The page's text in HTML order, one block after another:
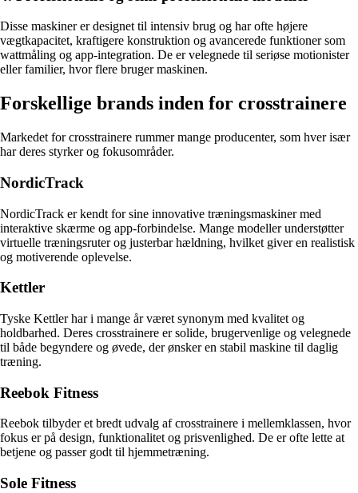
Disse maskiner er designet til intensiv brug og har ofte højere
vægtkapacitet, kraftigere konstruktion og avancerede funktioner som
wattmåling og app-integration. De er velegnede til seriøse motionister
eller familier, hvor flere bruger maskinen.
Forskellige brands inden for crosstrainere
Markedet for crosstrainere rummer mange producenter, som hver især
har deres styrker og fokusområder.
NordicTrack
NordicTrack er kendt for sine innovative træningsmaskiner med
interaktive skærme og app-forbindelse. Mange modeller understøtter
virtuelle træningsruter og justerbar hældning, hvilket giver en realistisk
og motiverende oplevelse.
Kettler
Tyske Kettler har i mange år været synonym med kvalitet og
holdbarhed. Deres crosstrainere er solide, brugervenlige og velegnede
til både begyndere og øvede, der ønsker en stabil maskine til daglig
træning.
Reebok Fitness
Reebok tilbyder et bredt udvalg af crosstrainere i mellemklassen, hvor
fokus er på design, funktionalitet og prisvenlighed. De er ofte lette at
betjene og passer godt til hjemmetræning.
Sole Fitness